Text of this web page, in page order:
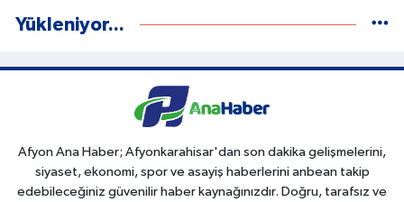
Yükleniyor...
Afyon Ana Haber; Afyonkarahisar'dan son dakika gelişmelerini,
siyaset, ekonomi, spor ve asayiş haberlerini anbean takip
edebileceğiniz güvenilir haber kaynağınızdır. Doğru, tarafsız ve